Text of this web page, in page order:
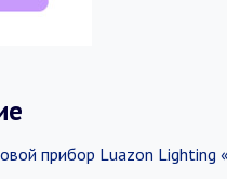
прибор Luazon Lighting